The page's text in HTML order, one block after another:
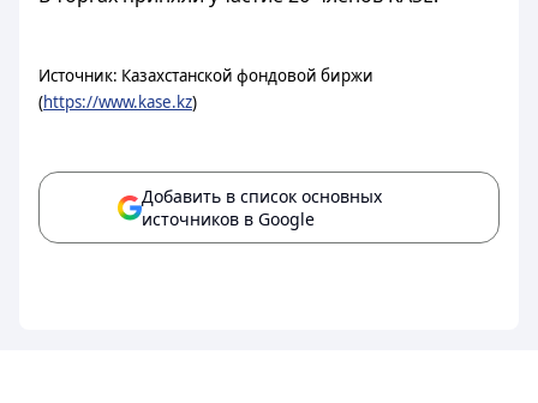
Источник: Казахстанской фондовой биржи
(https://www.kase.kz)
Добавить в список основных
источников в Google